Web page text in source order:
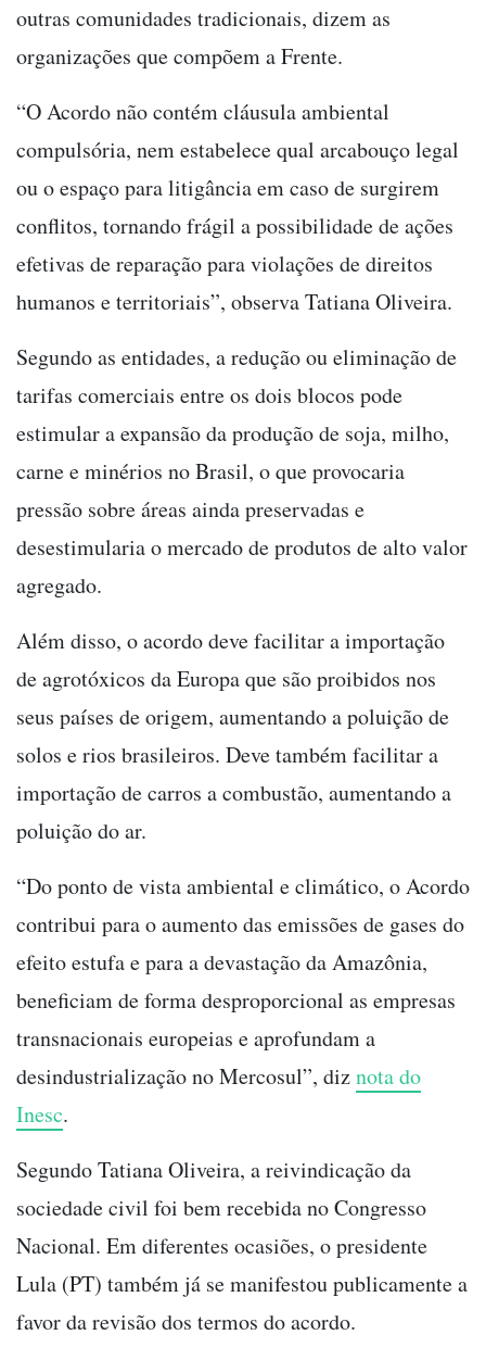
outras comunidades tradicionais, dizem as
organizações que compõem a Frente.
“O Acordo não contém cláusula ambiental
compulsória, nem estabelece qual arcabouço legal
ou o espaço para litigância em caso de surgirem
conflitos, tornando frágil a possibilidade de ações
efetivas de reparação para violações de direitos
humanos e territoriais”, observa Tatiana Oliveira.
Segundo as entidades, a redução ou eliminação de
tarifas comerciais entre os dois blocos pode
estimular a expansão da produção de soja, milho,
carne e minérios no Brasil, o que provocaria
pressão sobre áreas ainda preservadas e
desestimularia o mercado de produtos de alto valor
agregado.
Além disso, o acordo deve facilitar a importação
de agrotóxicos da Europa que são proibidos nos
seus países de origem, aumentando a poluição de
solos e rios brasileiros. Deve também facilitar a
importação de carros a combustão, aumentando a
poluição do ar.
“Do ponto de vista ambiental e climático, o Acordo
contribui para o aumento das emissões de gases do
efeito estufa e para a devastação da Amazônia,
beneficiam de forma desproporcional as empresas
transnacionais europeias e aprofundam a
desindustrialização no Mercosul”, diznota do
Inesc.
Segundo Tatiana Oliveira, a reivindicação da
sociedade civil foi bem recebida no Congresso
Nacional. Em diferentes ocasiões, o presidente
Lula (PT) também já se manifestou publicamente a
favor da revisão dos termos do acordo.